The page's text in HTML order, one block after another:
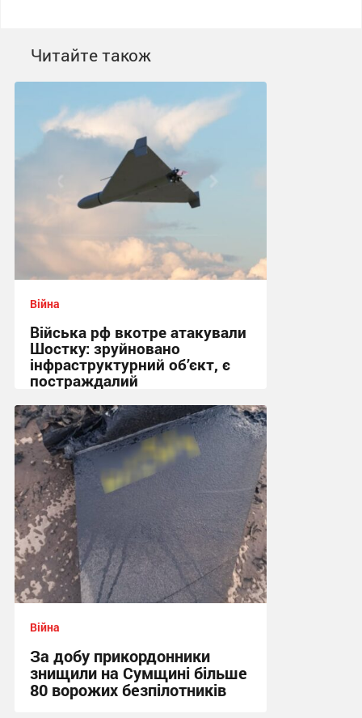
Читайте також
Війна
Війська рф вкотре атакували
Шостку: зруйновано
інфраструктурний об’єкт, є
постраждалий
18:50 сьогодні
Війна
За добу прикордонники
знищили на Сумщині більше
80 ворожих безпілотників